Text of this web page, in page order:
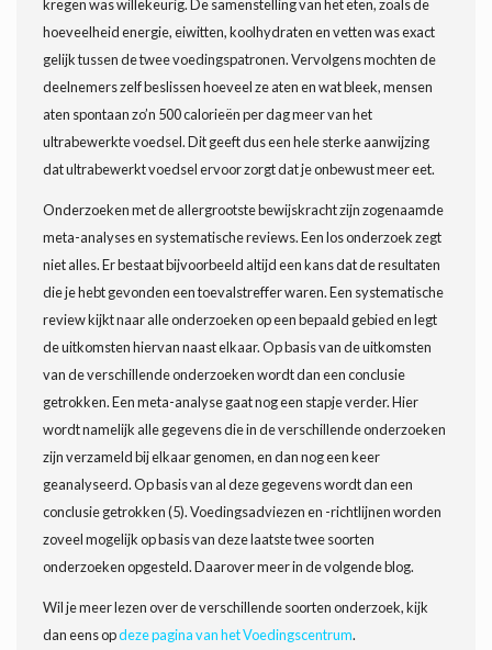
kregen was willekeurig. De samenstelling van het eten, zoals de
hoeveelheid energie, eiwitten, koolhydraten en vetten was exact
gelijk tussen de twee voedingspatronen. Vervolgens mochten de
deelnemers zelf beslissen hoeveel ze aten en wat bleek, mensen
aten spontaan zo’n 500 calorieën per dag meer van het
ultrabewerkte voedsel. Dit geeft dus een hele sterke aanwijzing
dat ultrabewerkt voedsel ervoor zorgt dat je onbewust meer eet.
Onderzoeken met de allergrootste bewijskracht zijn zogenaamde
meta-analyses en systematische reviews. Een los onderzoek zegt
niet alles. Er bestaat bijvoorbeeld altijd een kans dat de resultaten
die je hebt gevonden een toevalstreffer waren. Een systematische
review kijkt naar alle onderzoeken op een bepaald gebied en legt
de uitkomsten hiervan naast elkaar. Op basis van de uitkomsten
van de verschillende onderzoeken wordt dan een conclusie
getrokken. Een meta-analyse gaat nog een stapje verder. Hier
wordt namelijk alle gegevens die in de verschillende onderzoeken
zijn verzameld bij elkaar genomen, en dan nog een keer
geanalyseerd. Op basis van al deze gegevens wordt dan een
conclusie getrokken (5). Voedingsadviezen en -richtlijnen worden
zoveel mogelijk op basis van deze laatste twee soorten
onderzoeken opgesteld. Daarover meer in de volgende blog.
Wil je meer lezen over de verschillende soorten onderzoek, kijk
dan eens opdeze pagina van het Voedingscentrum.